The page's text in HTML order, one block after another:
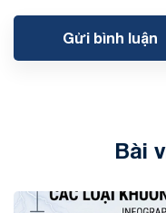
Gửi bình luận
Bài